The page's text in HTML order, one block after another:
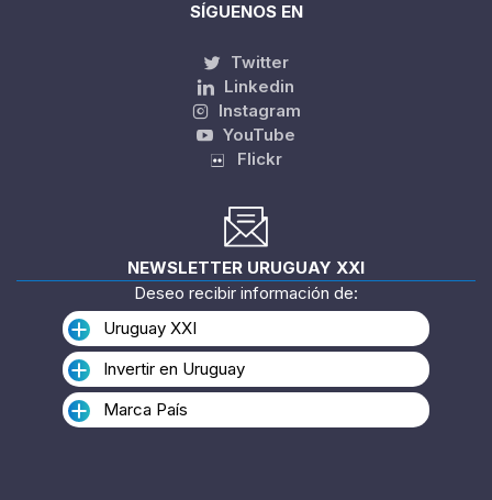
SÍGUENOS EN
Twitter
Linkedin
Instagram
YouTube
Flickr
NEWSLETTER URUGUAY XXI
Deseo recibir información de:
Uruguay XXI
Invertir en Uruguay
Marca País